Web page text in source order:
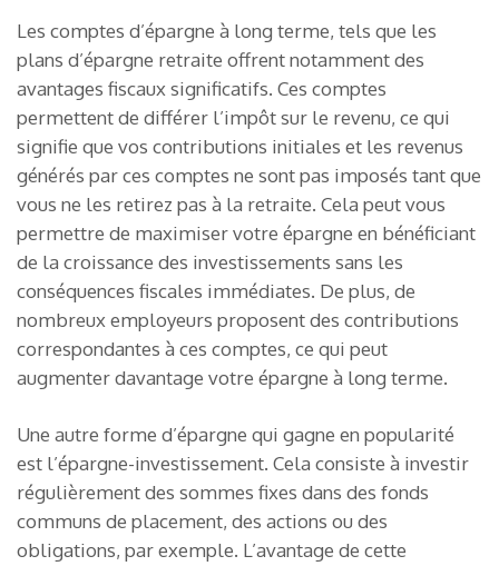
Les comptes d’épargne à long terme, tels que les
plans d’épargne retraite offrent notamment des
avantages fiscaux significatifs. Ces comptes
permettent de différer l’impôt sur le revenu, ce qui
signifie que vos contributions initiales et les revenus
générés par ces comptes ne sont pas imposés tant que
vous ne les retirez pas à la retraite. Cela peut vous
permettre de maximiser votre épargne en bénéficiant
de la croissance des investissements sans les
conséquences fiscales immédiates. De plus, de
nombreux employeurs proposent des contributions
correspondantes à ces comptes, ce qui peut
augmenter davantage votre épargne à long terme.
Une autre forme d’épargne qui gagne en popularité
est l’épargne-investissement. Cela consiste à investir
régulièrement des sommes fixes dans des fonds
communs de placement, des actions ou des
obligations, par exemple. L’avantage de cette